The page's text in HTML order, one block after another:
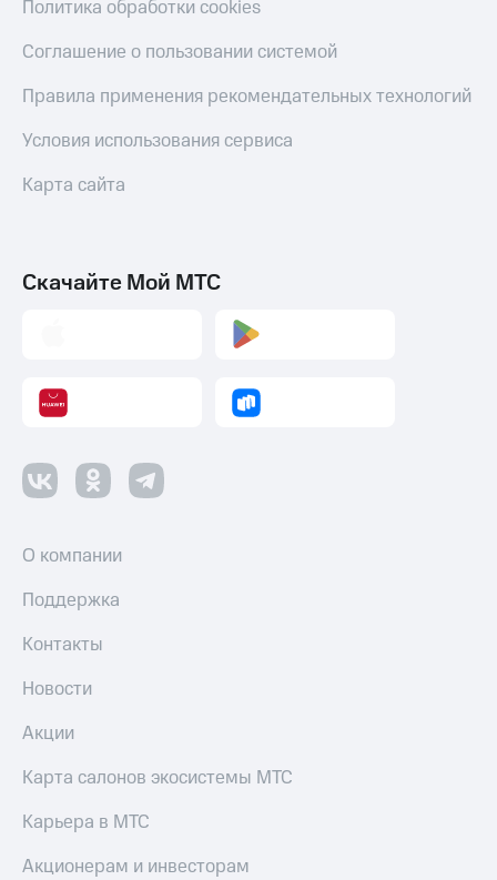
Политика обработки cookies
Соглашение о пользовании системой
Правила применения рекомендательных технологий
Условия использования сервиса
Карта сайта
Скачайте Мой МТС
О компании
Поддержка
Контакты
Новости
Акции
Карта салонов экосистемы МТС
Карьера в МТС
Акционерам и инвесторам